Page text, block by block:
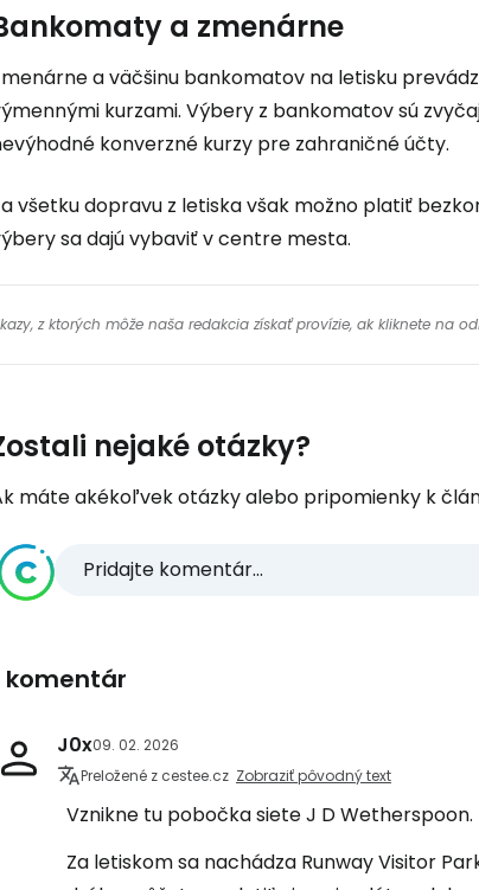
a zmenárne
a väčšinu bankomatov na letisku
kurzami. Výbery z bankomatov sú
konverzné kurzy pre zahraničné účty.
všetku dopravu z letiska však možno platiť
sa dajú vybaviť v centre mesta.
z ktorých môže naša redakcia získať provízie, ak kliknete na
nejaké otázky?
máte akékoľvek otázky alebo pripomienky k
Pridajte komentár...
komentár
J0x09. 02. 2026
Preložené z cestee.cz Zobraziť pôvodný text
Vznikne tu pobočka siete J D Wetherspoon.
Za letiskom sa nachádza Runway Visitor